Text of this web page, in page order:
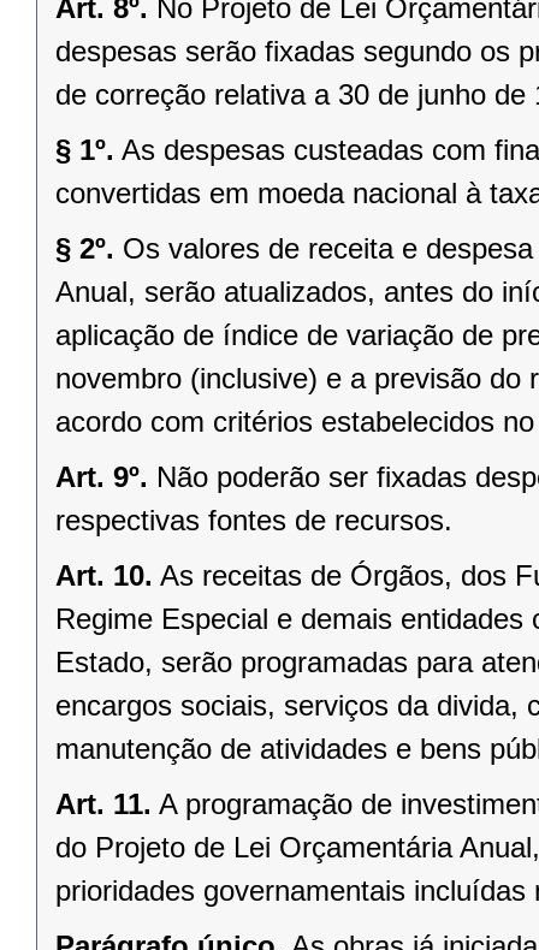
Art. 8º. No Projeto de Lei
despesas serão fixadas segundo os
de correção relativa a 30 de junho de
§ 1º. As despesas custeadas com
convertidas em moeda nacional à
§ 2º. Os valores de receita e
Anual, serão atualizados, antes do
aplicação de índice de variação de
novembro (inclusive) e a previsão
acordo com critérios estabelecidos
Art. 9º. Não poderão ser fixadas
respectivas fontes de recursos.
Art. 10. As receitas de Órgãos, dos
Regime Especial e demais
Estado, serão programadas para
encargos sociais, serviços da divida,
manutenção de atividades e bens
Art. 11. A programação de
do Projeto de Lei Orçamentária
prioridades governamentais incluídas